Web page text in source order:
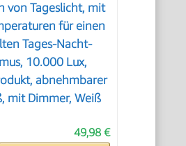
von Tageslicht, mit
für einen
Tages-Nacht-
10.000 Lux,
abnehmbarer
mit Dimmer, Weiß
49,98 €